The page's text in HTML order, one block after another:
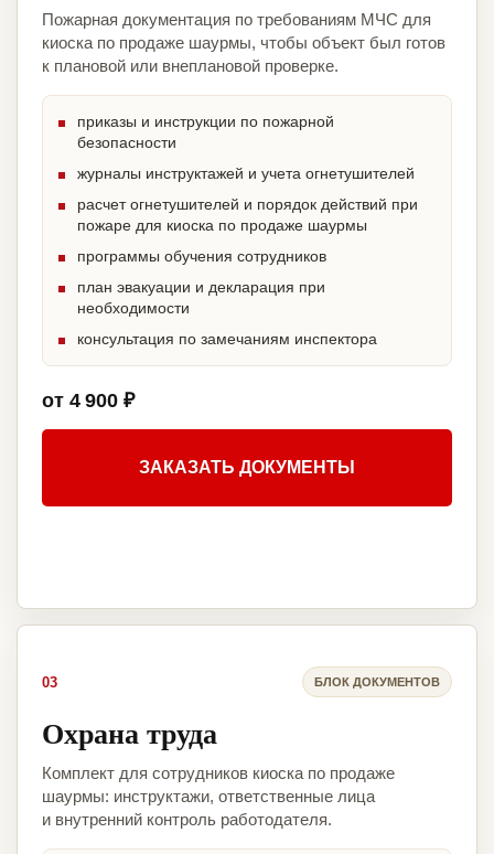
Пожарная документация по требованиям МЧС для
киоска по продаже шаурмы, чтобы объект был готов
к плановой или внеплановой проверке.
приказы и инструкции по пожарной
безопасности
журналы инструктажей и учета огнетушителей
расчет огнетушителей и порядок действий при
пожаре для киоска по продаже шаурмы
программы обучения сотрудников
план эвакуации и декларация при
необходимости
консультация по замечаниям инспектора
от 4 900 ₽
ЗАКАЗАТЬ ДОКУМЕНТЫ
03 БЛОК ДОКУМЕНТОВ
Охрана труда
Комплект для сотрудников киоска по продаже
шаурмы: инструктажи, ответственные лица
и внутренний контроль работодателя.